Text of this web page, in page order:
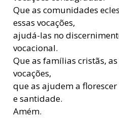
Que as comunidades
essas vocações,
ajudá-las no
vocacional.
Que as famílias cristãs,
vocações,
que as ajudem a
e santidade.
Amém.